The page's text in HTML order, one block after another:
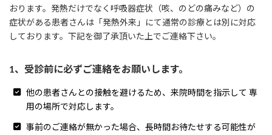
おります。発熱だけでなく呼吸器症状（咳、のどの痛みなど）の
症状がある患者さんは「発熱外来」にて通常の診療とは別に対応
しております。下記を御了承頂いた上でご連絡下さい。
1、受診前に必ずご連絡をお願いします。
他の患者さんとの接触を避けるため、来院時間を指示して 専
用の場所で対応します。
事前のご連絡が無かった場合、長時間お待たせする可能性が